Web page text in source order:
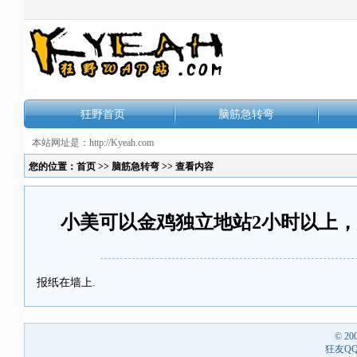
狂野首页 脑筋急转弯
本站网址是：http://Kyeah.com
您的位置： 首页 >> 脑筋急转弯 >> 查看内容
小美可以金鸡独立地站2小时以上
报纸在墙上.
©
狂友